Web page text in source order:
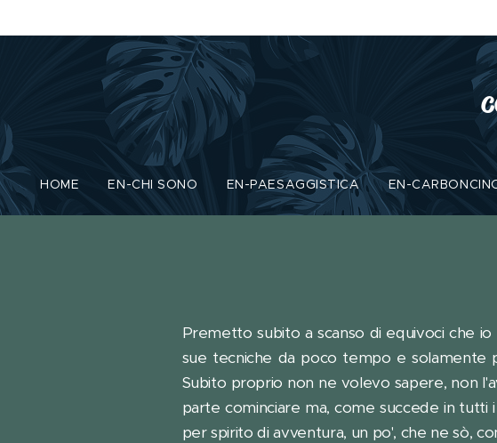
HOME EN-CHI SONO EN-PAESAGGISTICA EN-
Premetto subito a scanso di equivoci che
sue tecniche da poco tempo e solamente
Subito proprio non ne volevo sapere, non
parte cominciare ma, come succede in tutti
per spirito di avventura, un po', che ne sò,